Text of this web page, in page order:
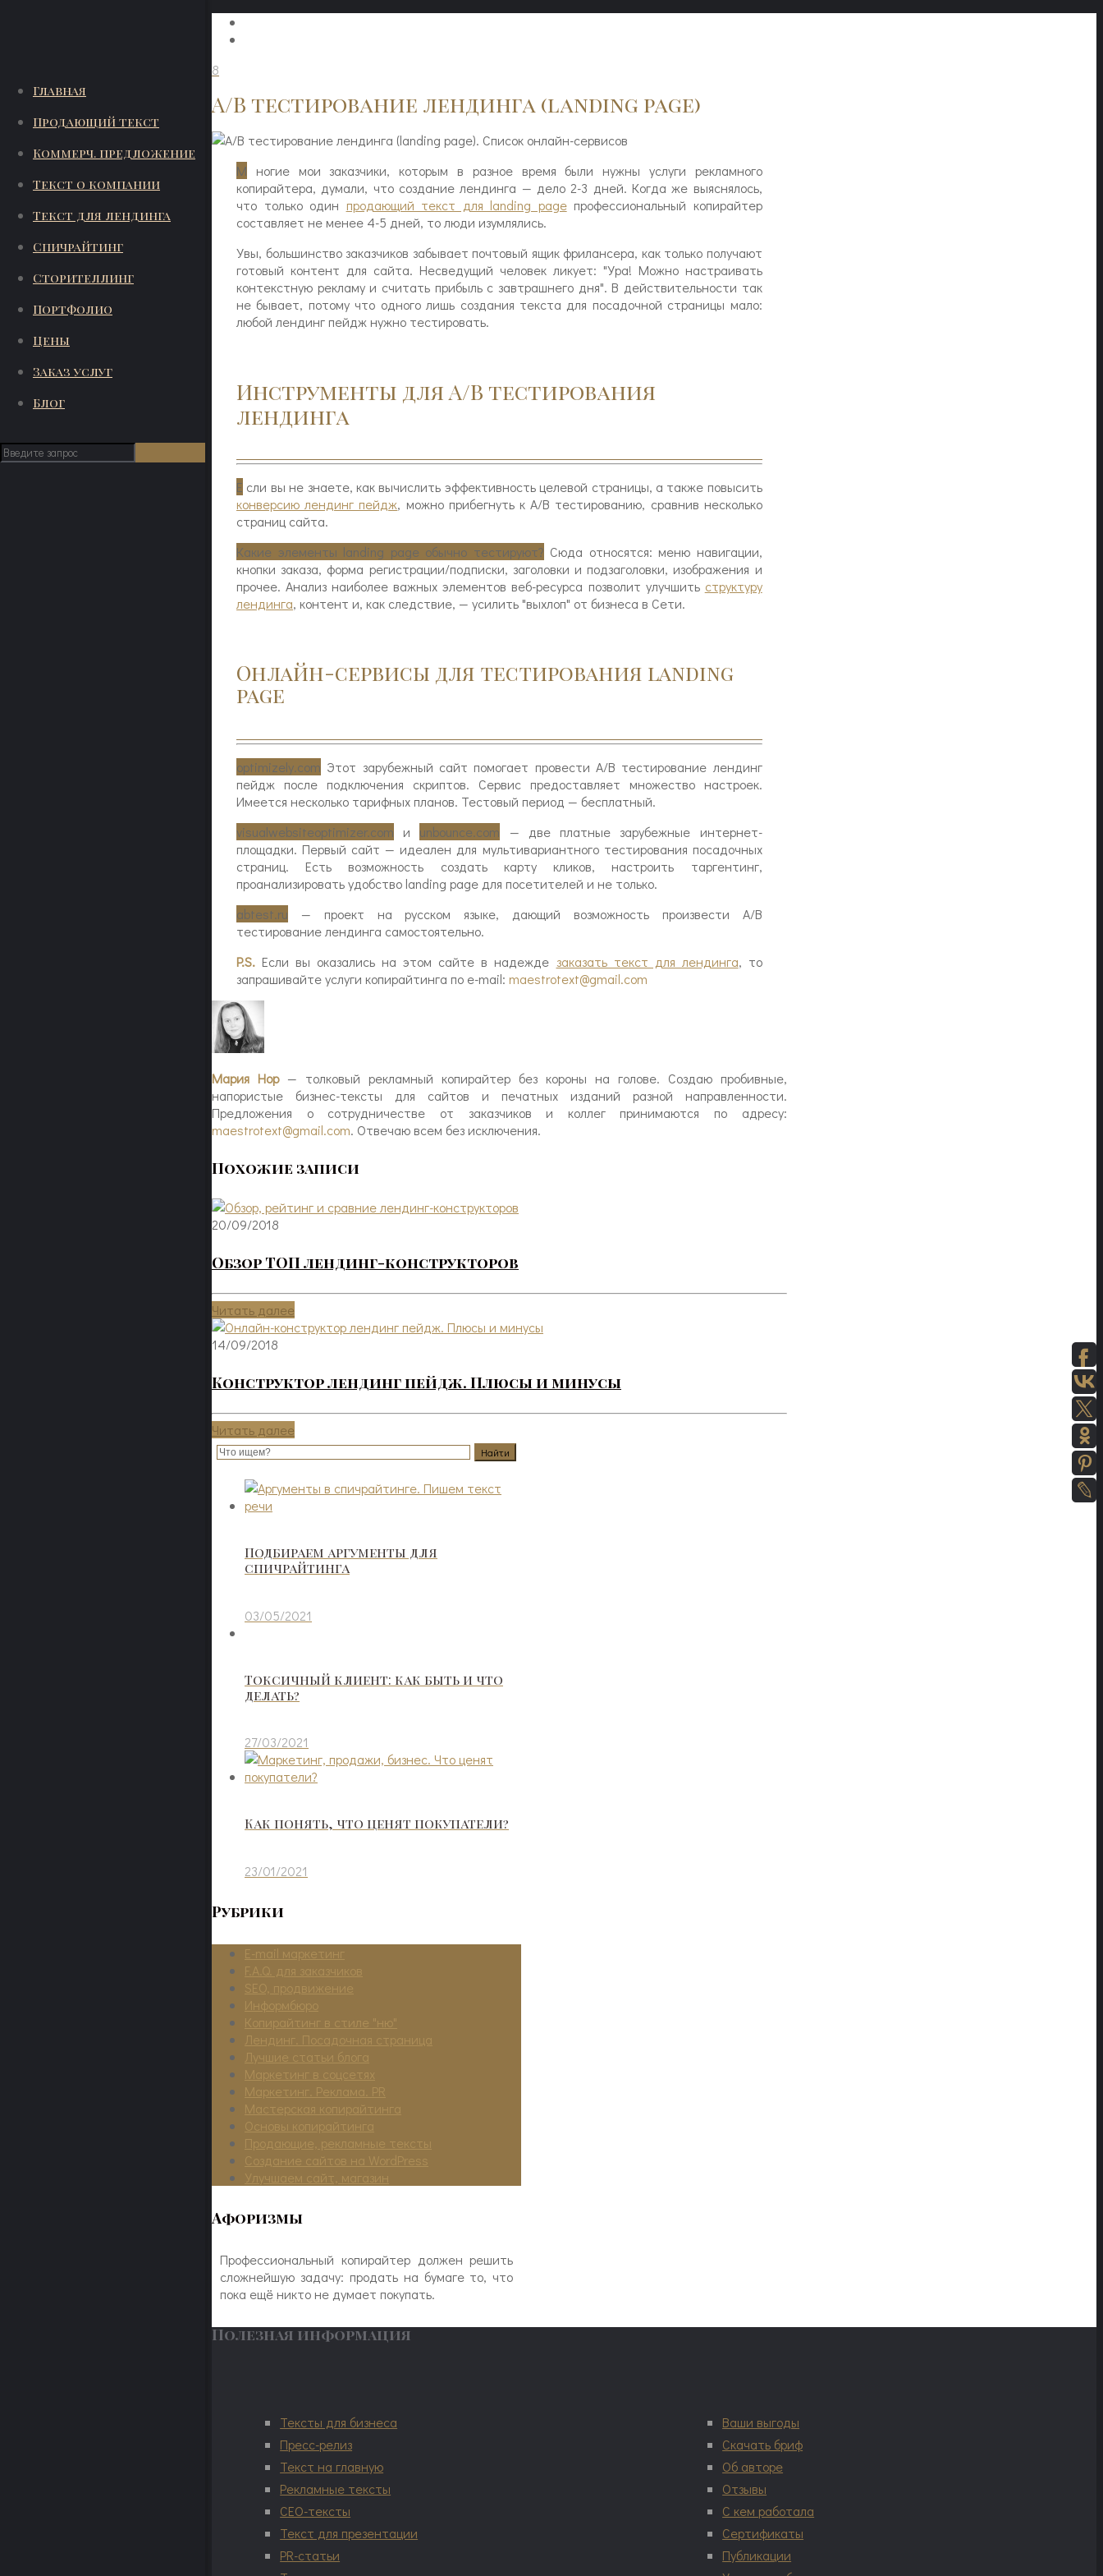
Главная
Продающий текст
Коммерч. предложение
Текст о компании
Текст для лендинга
Спичрайтинг
Сторителлинг
Портфолио
Цены
Заказ услуг
Блог
8
A/B тестирование лендинга (landing page)
М ногие мои заказчики, которым в разное время были нужны услуги рекламного
копирайтера, думали, что создание лендинга — дело 2-3 дней. Когда же выяснялось,
что только один продающий текст для landing pageпрофессиональный копирайтер
составляет не менее 4-5 дней, то люди изумлялись.
Увы, большинство заказчиков забывает почтовый ящик фрилансера, как только получают
готовый контент для сайта. Несведущий человек ликует: "Ура! Можно настраивать
контекстную рекламу и считать прибыль с завтрашнего дня". В действительности так
не бывает, потому что одного лишь создания текста для посадочной страницы мало:
любой лендинг пейдж нужно тестировать.
Инструменты для A/B тестирования
лендинга
Е сли вы не знаете, как вычислить эффективность целевой страницы, а также повысить
конверсию лендинг пейдж, можно прибегнуть к A/B тестированию, сравнив несколько
страниц сайта.
Какие элементы landing page обычно тестируют? Сюда относятся: меню навигации,
кнопки заказа, форма регистрации/подписки, заголовки и подзаголовки, изображения и
прочее. Анализ наиболее важных элементов веб-ресурса позволит улучшить структуру
лендинга, контент и, как следствие, — усилить "выхлоп" от бизнеса в Сети.
Онлайн-сервисы для тестирования landing
page
optimizely.com Этот зарубежный сайт помогает провести A/B тестирование лендинг
пейдж после подключения скриптов. Сервис предоставляет множество настроек.
Имеется несколько тарифных планов. Тестовый период — бесплатный.
visualwebsiteoptimizer.com и unbounce.com — две платные зарубежные интернет-
площадки. Первый сайт — идеален для мультивариантного тестирования посадочных
страниц. Есть возможность создать карту кликов, настроить таргентинг,
проанализировать удобство landing page для посетителей и не только.
abtest.ru — проект на русском языке, дающий возможность произвести A/B
тестирование лендинга самостоятельно.
P.S. Если вы оказались на этом сайте в надежде заказать текст для лендинга, то
запрашивайте услуги копирайтинга по e-mail: maestrotext@gmail.com
Мария Нор— толковый рекламный копирайтер без короны на голове. Создаю пробивные,
напористые бизнес-тексты для сайтов и печатных изданий разной направленности.
Предложения о сотрудничестве от заказчиков и коллег принимаются по адресу:
maestrotext@gmail.com. Отвечаю всем без исключения.
Похожие записи
20/09/2018
Обзор ТОП лендинг-конструкторов
Читать далее
14/09/2018
Конструктор лендинг пейдж. Плюсы и минусы
Читать далее
Подбираем аргументы для
спичрайтинга
03/05/2021
Токсичный клиент: как быть и что
делать?
27/03/2021
Как понять, что ценят покупатели?
23/01/2021
Рубрики
E-mail маркетинг
F.A.Q. для заказчиков
SEO, продвижение
Информбюро
Копирайтинг в стиле "ню"
Лендинг. Посадочная страница
Лучшие статьи блога
Маркетинг в соцсетях
Маркетинг. Реклама. PR
Мастерская копирайтинга
Основы копирайтинга
Продающие, рекламные тексты
Создание сайтов на WordPress
Улучшаем сайт, магазин
Афоризмы
Профессиональный копирайтер должен решить
сложнейшую задачу: продать на бумаге то, что
пока ещё никто не думает покупать.
Полезная информация
Тексты для бизнеса
Пресс-релиз
Текст на главную
Рекламные тексты
СЕО-тексты
Текст для презентации
PR-статьи
Ваши выгоды
Скачать бриф
Об авторе
Отзывы
С кем работала
Сертификаты
Публикации